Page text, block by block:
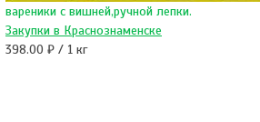
вареники с вишней,ручной лепки.
Закупки в Краснознаменске
398.00 ₽ / 1 кг